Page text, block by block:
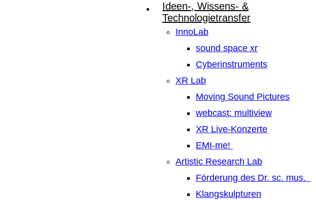
Ideen-, Wissens- &
Technologietransfer
InnoLab
sound space xr
Cyberinstruments
XR Lab
Moving Sound Pictures
webcast: multiview
XR Live-Konzerte
EMI-me!
Artistic Research Lab
Förderung des Dr. sc. mus.
Klangskulpturen